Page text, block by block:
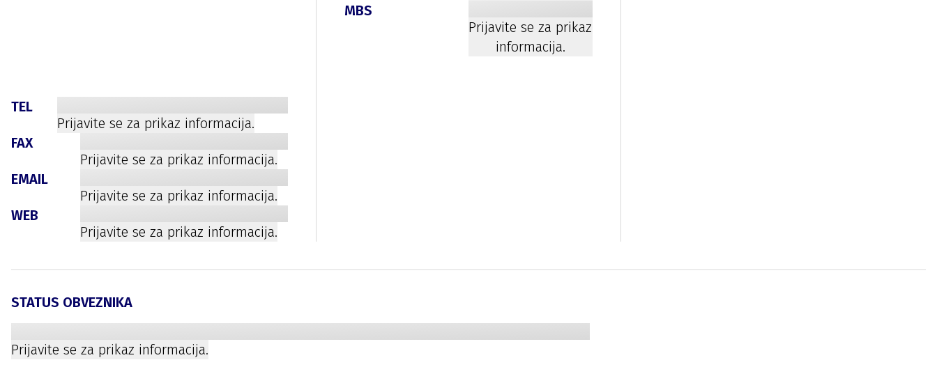
TEL
Prijavite se za prikaz informacija.
FAX
Prijavite se za prikaz informacija.
EMAIL
Prijavite se za prikaz informacija.
WEB
Prijavite se za prikaz informacija.
MBS
Prijavite se za prikaz
informacija.
STATUS OBVEZNIKA
Prijavite se za prikaz informacija.